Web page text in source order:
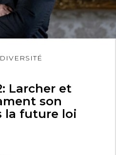
Larcher et
son
la future loi